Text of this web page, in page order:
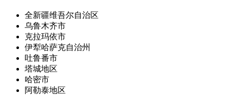
全新疆维吾尔自治区
乌鲁木齐市
克拉玛依市
伊犁哈萨克自治州
吐鲁番市
塔城地区
哈密市
阿勒泰地区